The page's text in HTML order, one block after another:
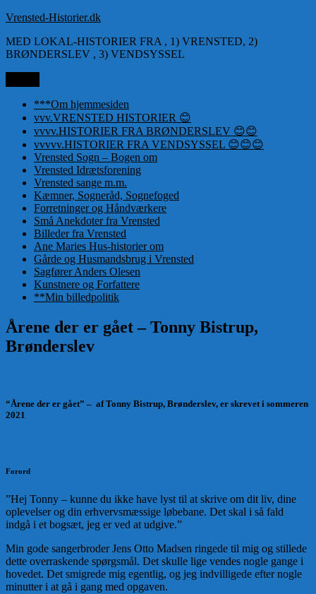
Videre
indhold
Vrensted-Historier.dk
MED LOKAL-HISTORIER FRA , 1) VRENSTED, 2)
BRØNDERSLEV , 3) VENDSYSSEL
***Om hjemmesiden
vvv.VRENSTED HISTORIER 😊
vvvv.HISTORIER FRA BRØNDERSLEV 😊😊
vvvvv.HISTORIER FRA VENDSYSSEL 😊😊😊
Vrensted Sogn – Bogen om
Vrensted Idrætsforening
Vrensted sange m.m.
Kæmner, Sogneråd, Sognefoged
Forretninger og Håndværkere
Små Anekdoter fra Vrensted
Billeder fra Vrensted
Ane Maries Hus-historier om
Gårde og Husmandsbrug i Vrensted
Sagfører Anders Olesen
Kunstnere og Forfattere
**Min billedpolitik
Årene der er gået – Tonny Bistrup,
Brønderslev
“Årene der er gået” – af Tonny Bistrup, Brønderslev, er skrevet i sommeren
2021
Forord
”Hej Tonny – kunne du ikke have lyst til at skrive om dit liv, dine
oplevelser og din erhvervsmæssige løbebane. Det skal i så fald
indgå i et bogsæt, jeg er ved at udgive.”
Min gode sangerbroder Jens Otto Madsen ringede til mig og stillede
dette overraskende spørgsmål. Det skulle lige vendes nogle gange i
hovedet. Det smigrede mig egentlig, og jeg indvilligede efter nogle
minutter i at gå i gang med opgaven.